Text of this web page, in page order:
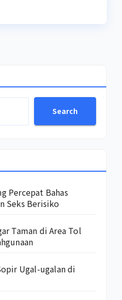
Search
Percepat Bahas
Seks Berisiko
Taman di Area Tol
Ugal-ugalan di